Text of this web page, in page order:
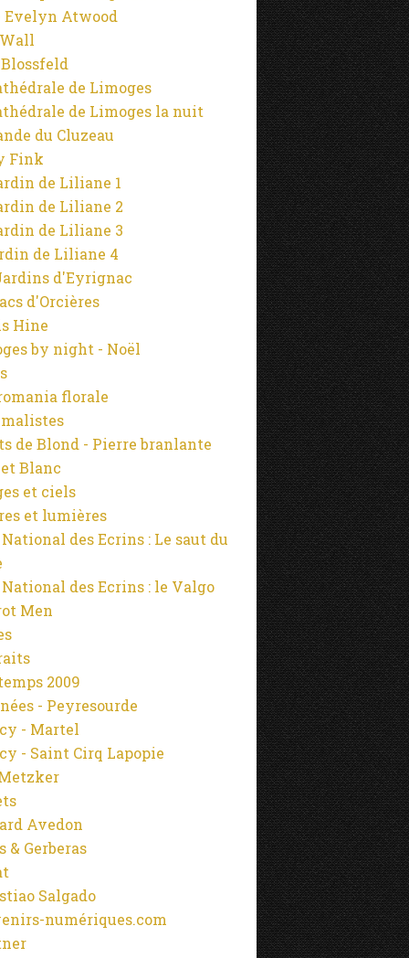
ENVIRONNEMENT
ARBRES
NATURE ET PHOTOGRAPHIE
PHOTOGRAPHIES
LIEUX PRIVILÉGIÉS
OMBRES ET LUMIÈRES
NATURE ET PHOTOGRAPHIE
JARDINS
PHOTOGRAPHIES
Evelyn Atwood
de Limoges
de Limoges la nuit
du Cluzeau
Fink
de Liliane 1
de Liliane 2
de Liliane 3
de Liliane 4
d'Eyrignac
d'Orcières
Hine
by night - Noël
florale
de Blond - Pierre branlante
Blanc
et ciels
et lumières
des Ecrins : Le saut du
National des Ecrins : le Valgo
Men
2009
- Peyresourde
- Martel
- Saint Cirq Lapopie
Avedon
& Gerberas
Salgado
numériques.com